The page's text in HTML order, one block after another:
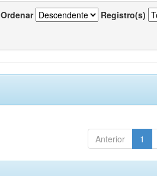
Ordenar Registro(s)
Anterior 1